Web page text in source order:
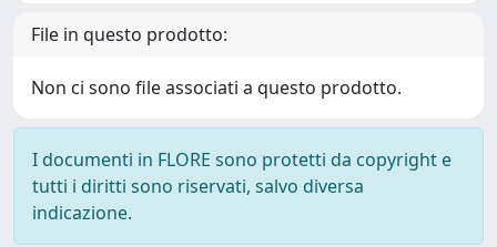
File in questo prodotto:
Non ci sono file associati a questo prodotto.
I documenti in FLORE sono protetti da copyright e
tutti i diritti sono riservati, salvo diversa
indicazione.